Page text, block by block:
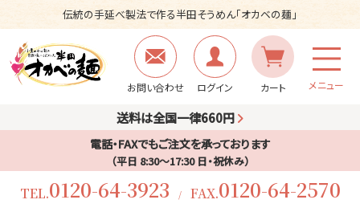
伝統の手延べ製法で作る半田そうめん「オカベの麺」
お問い合わせ ログイン カート メニュー
送料は全国一律660円
電話・FAXでもご注文を承っております
（平日 8:30〜17:30 日・祝休み）
TEL.0120-64-3923 / FAX.0120-64-2570